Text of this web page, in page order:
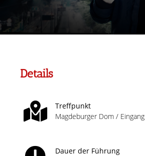
Details
Treffpunkt
Magdeburger Dom / Eingang
Dauer der Führung